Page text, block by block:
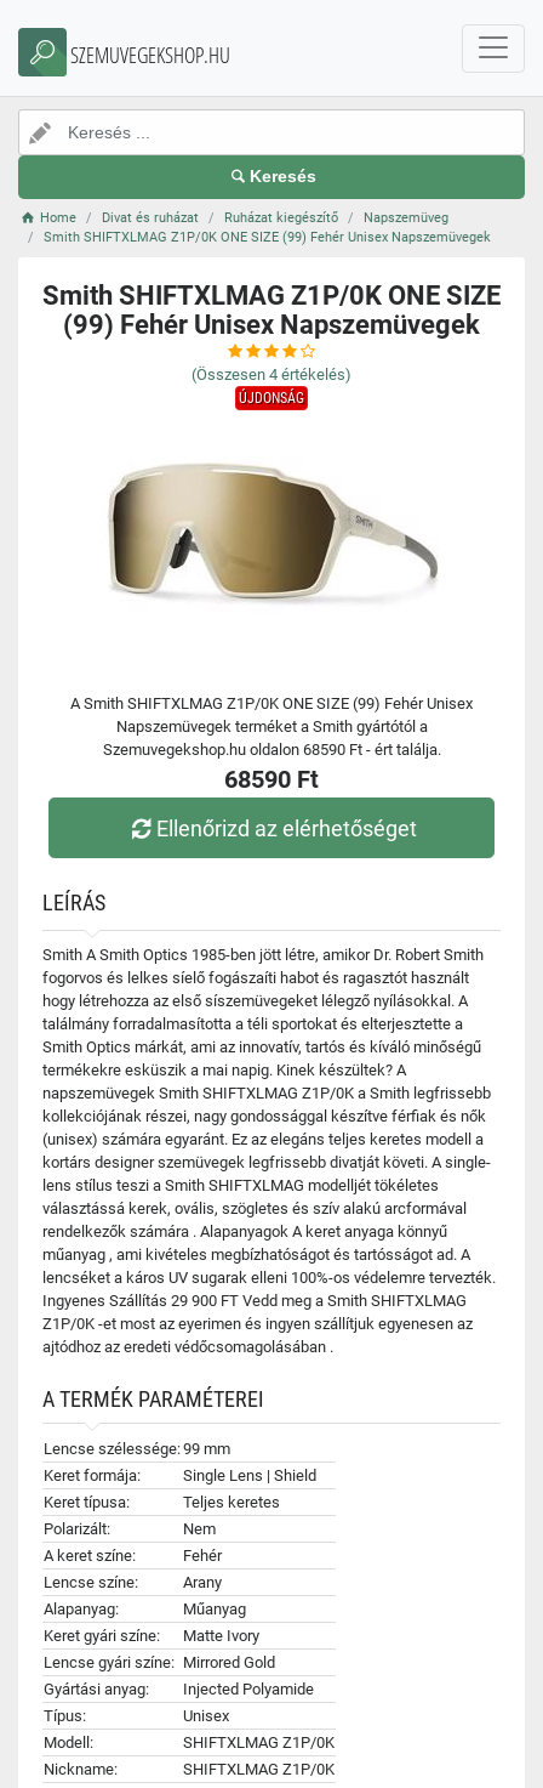
SZEMUVEGEKSHOP.HU
Keresés
Home Divat és ruházat Ruházat kiegészítő
Napszemüveg
Smith SHIFTXLMAG Z1P/0K ONE SIZE (99) Fehér Unisex Napszemüvegek
Smith SHIFTXLMAG Z1P/0K ONE SIZE
(99) Fehér Unisex Napszemüvegek
(Összesen 4 értékelés)
ÚJDONSÁG
A Smith SHIFTXLMAG Z1P/0K ONE SIZE (99) Fehér Unisex
Napszemüvegek terméket a Smith gyártótól a
Szemuvegekshop.hu oldalon 68590 Ft - ért találja.
68590 Ft
Ellenőrizd az elérhetőséget
LEÍRÁS
Smith A Smith Optics 1985-ben jött létre, amikor Dr. Robert Smith
fogorvos és lelkes síelő fogászaíti habot és ragasztót használt
hogy létrehozza az első síszemüvegeket lélegző nyílásokkal. A
találmány forradalmasította a téli sportokat és elterjesztette a
Smith Optics márkát, ami az innovatív, tartós és kíváló minőségű
termékekre esküszik a mai napig. Kinek készültek? A
napszemüvegek Smith SHIFTXLMAG Z1P/0K a Smith legfrissebb
kollekciójának részei, nagy gondossággal készítve férfiak és nők
(unisex) számára egyaránt. Ez az elegáns teljes keretes modell a
kortárs designer szemüvegek legfrissebb divatját követi. A single-
lens stílus teszi a Smith SHIFTXLMAG modelljét tökéletes
választássá kerek, ovális, szögletes és szív alakú arcformával
rendelkezők számára . Alapanyagok A keret anyaga könnyű
műanyag , ami kivételes megbízhatóságot és tartósságot ad. A
lencséket a káros UV sugarak elleni 100%-os védelemre tervezték.
Ingyenes Szállítás 29 900 FT Vedd meg a Smith SHIFTXLMAG
Z1P/0K -et most az eyerimen és ingyen szállítjuk egyenesen az
ajtódhoz az eredeti védőcsomagolásában .
A TERMÉK PARAMÉTEREI
Lencse szélessége:99 mm
Keret formája:
Single Lens | Shield
Keret típusa:
Teljes keretes
Polarizált:
Nem
A keret színe:
Fehér
Lencse színe:
Arany
Alapanyag:
Műanyag
Keret gyári színe:
Matte Ivory
Lencse gyári színe: Mirrored Gold
Gyártási anyag:
Injected Polyamide
Típus:
Unisex
Modell:
SHIFTXLMAG Z1P/0K
Nickname:
SHIFTXLMAG Z1P/0K